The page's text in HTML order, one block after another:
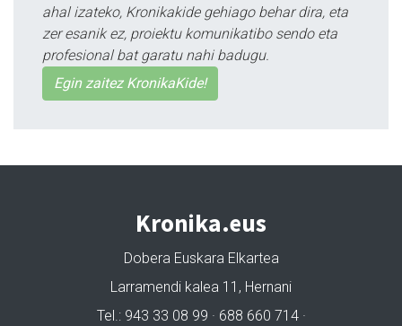
ahal izateko, Kronikakide gehiago behar dira, eta
zer esanik ez, proiektu komunikatibo sendo eta
profesional bat garatu nahi badugu.
Egin zaitez KronikaKide!
Kronika.eus
Dobera Euskara Elkartea
Larramendi kalea 11, Hernani
Tel.: 943 33 08 99 · 688 660 714 ·